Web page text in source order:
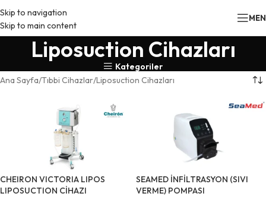
Skip to navigation
Skip to main content
Liposuction Cihazları
Kategoriler
Ana Sayfa Tıbbi Cihazlar Liposuction Cihazları
CHEIRON VICTORIA LIPOS
LIPOSUCTION CİHAZI
SEAMED İNFİLTRASYON (SIVI
VERME) POMPASI